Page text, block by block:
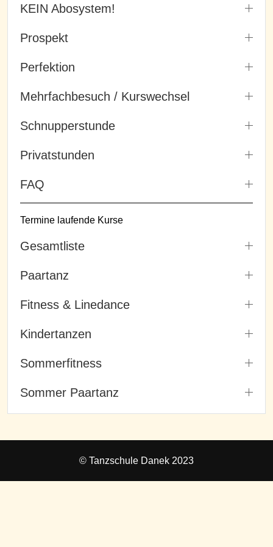
KEIN Abosystem!
Prospekt
Perfektion
Mehrfachbesuch / Kurswechsel
Schnupperstunde
Privatstunden
FAQ
Termine laufende Kurse
Gesamtliste
Paartanz
Fitness & Linedance
Kindertanzen
Sommerfitness
Sommer Paartanz
© Tanzschule Danek 2023